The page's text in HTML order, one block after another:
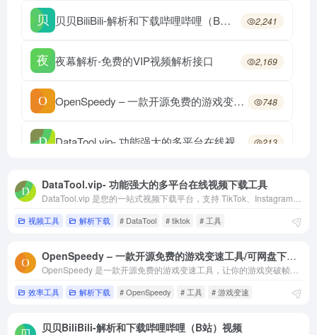
贝贝BiliBili-解析和下载哔哩哔哩（B站）视频 2,241
夜幕解析-免费的VIP视频解析接口 2,169
OpenSpeedy – 一款开源免费的游戏变速工具/可网盘下载加速 748
213
DataTool.vip- 功能强大的多平台在线视频下载工具
视频工具 解析下载 # DataTool # tiktok # 工具
OpenSpeedy – 一款开源免费的游戏变速工具/可网盘下载加速
效率工具 解析下载 # OpenSpeedy # 工具 # 游戏变速
贝贝BiliBili-解析和下载哔哩哔哩（B站）视频